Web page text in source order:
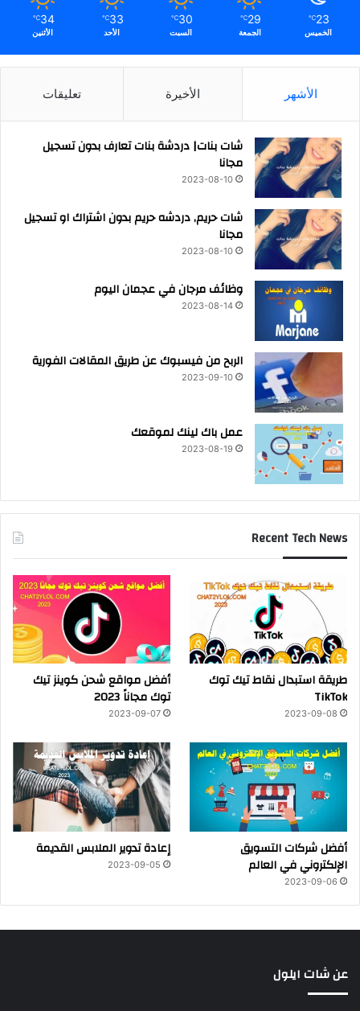
23
℃
الخميس
29
℃
الجمعة
30
℃
السبت
33
℃
الأحد
34
℃
الأثنين
الأشهر الأخيرة تعليقات
شات بنات| دردشة بنات تعارف بدون تسجيل
مجانا
2023-08-10
شات حريم, دردشه حريم بدون اشتراك او تسجيل
مجانا
2023-08-10
وظائف مرجان في عجمان اليوم
2023-08-14
الربح من فيسبوك عن طريق المقالات الفورية
2023-09-10
عمل باك لينك لموقعك
2023-08-19
Recent Tech News
طريقة استبدال نقاط تيك توك
TikTok
2023-09-08
أفضل مواقع شحن كوينز تيك
توك مجاناً 2023
2023-09-07
أفضل شركات التسويق
الإلكتروني في العالم
2023-09-06
إعادة تدوير الملابس القديمة
2023-09-05
عن شات ايلول